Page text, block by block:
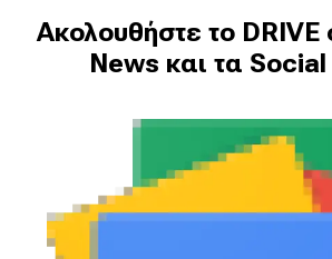
Ακολουθήστε το DRIVE
News και τα